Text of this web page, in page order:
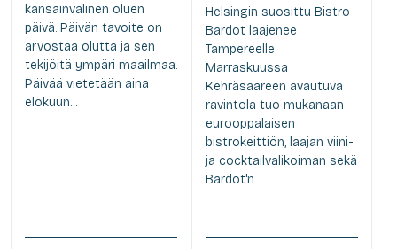
kansainvälinen oluen
päivä. Päivän tavoite on
arvostaa olutta ja sen
tekijöitä ympäri maailmaa.
Päivää vietetään aina
elokuun...
Helsingin suosittu Bistro
Bardot laajenee
Tampereelle.
Marraskuussa
Kehräsaareen avautuva
ravintola tuo mukanaan
eurooppalaisen
bistrokeittiön, laajan viini-
ja cocktailvalikoiman sekä
Bardot'n...